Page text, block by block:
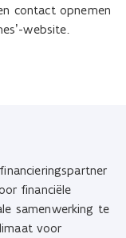
contact opnemen
website.
financiële
samenwerking te
voor